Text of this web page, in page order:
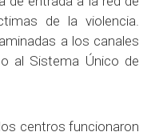
de la violencia.
a los canales
al Sistema Único de
centros funcionaron